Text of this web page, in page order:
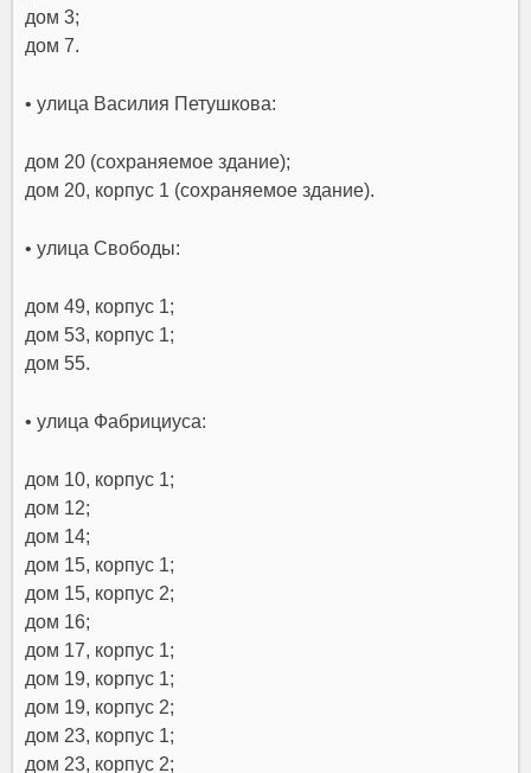
дом 3;
дом 7.
• улица Василия Петушкова:
дом 20 (сохраняемое здание);
дом 20, корпус 1 (сохраняемое здание).
• улица Свободы:
дом 49, корпус 1;
дом 53, корпус 1;
дом 55.
• улица Фабрициуса:
дом 10, корпус 1;
дом 12;
дом 14;
дом 15, корпус 1;
дом 15, корпус 2;
дом 16;
дом 17, корпус 1;
дом 19, корпус 1;
дом 19, корпус 2;
дом 23, корпус 1;
дом 23, корпус 2;